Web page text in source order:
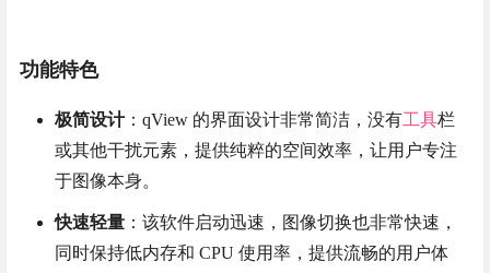
功能特色
极简设计：qView 的界面设计非常简洁，没有工具栏
或其他干扰元素，提供纯粹的空间效率，让用户专注
于图像本身。
快速轻量 ：该软件启动迅速，图像切换也非常快速，
同时保持低内存和 CPU 使用率，提供流畅的用户体